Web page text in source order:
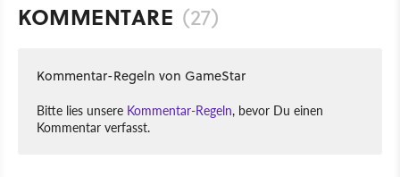
KOMMENTARE (27)
Kommentar-Regeln von GameStar
Bitte lies unsere Kommentar-Regeln, bevor Du einen
Kommentar verfasst.